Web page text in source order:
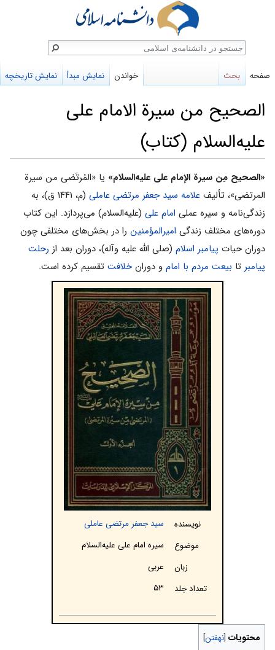
الصحیح من سیرة الامام علی
علیه‌السلام (کتاب)
پرش
به
ناوبری
پرش
به
جستجو
«الصحیح مِن سیرة الإمام على علیه‌السلام» یا «المُرتَضی من سیرة
المرتضی»، تألیف علامه سید جعفر مرتضى عاملى
(م، ۱۴۴۱ ق)، به
زندگى‌نامه و سیره عملى امام على (علیه‌السلام) مى‌پردازد. این کتاب
دوره‌های مختلف زندگی امیرالمؤمنین را در بخش‌های مختلفی چون
دوران حیات پیامبر اسلام (صلی الله علیه وآله)، دوران بعد از رحلت
پیامبر تا بیعت مردم با امام و دورانخلافت تقسیم کرده است.
نویسنده
سید جعفر مرتضی عاملی
موضوع
سیره امام على علیه‌السلام
زبان
عربی
تعداد جلد
۵۳
محتویات
صفحه بحث خواندن نمایش مبدأ نمایش تاریخچه
جستجو